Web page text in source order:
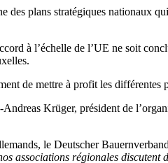
des plans stratégiques nationaux
à l’échelle de l’UE ne soit
de mettre à profit les différentes
Krüger, président de
le Deutscher
associations régionales